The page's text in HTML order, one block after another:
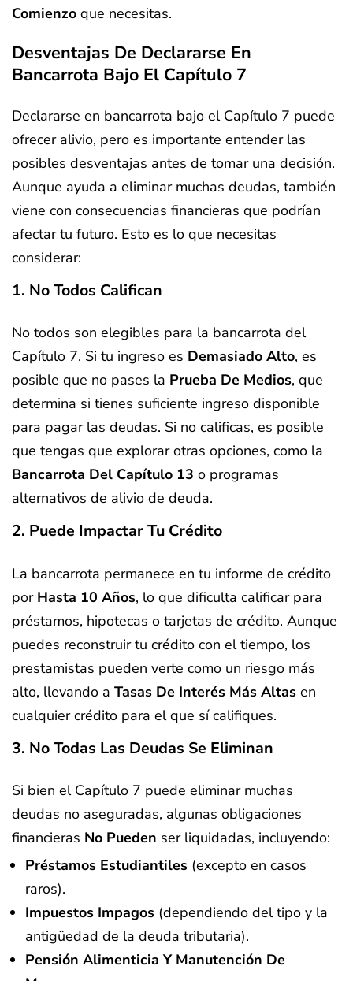
Comienzo que necesitas.
Desventajas De Declararse En
Bancarrota Bajo El Capítulo 7
Declararse en bancarrota bajo el Capítulo 7 puede
ofrecer alivio, pero es importante entender las
posibles desventajas antes de tomar una decisión.
Aunque ayuda a eliminar muchas deudas, también
viene con consecuencias financieras que podrían
afectar tu futuro. Esto es lo que necesitas
considerar:
1. No Todos Califican
No todos son elegibles para la bancarrota del
Capítulo 7. Si tu ingreso es Demasiado Alto, es
posible que no pases la Prueba De Medios, que
determina si tienes suficiente ingreso disponible
para pagar las deudas. Si no calificas, es posible
que tengas que explorar otras opciones, como la
Bancarrota Del Capítulo 13 o programas
alternativos de alivio de deuda.
2. Puede Impactar Tu Crédito
La bancarrota permanece en tu informe de crédito
por Hasta 10 Años, lo que dificulta calificar para
préstamos, hipotecas o tarjetas de crédito. Aunque
puedes reconstruir tu crédito con el tiempo, los
prestamistas pueden verte como un riesgo más
alto, llevando a Tasas De Interés Más Altas en
cualquier crédito para el que sí califiques.
3. No Todas Las Deudas Se Eliminan
Si bien el Capítulo 7 puede eliminar muchas
deudas no aseguradas, algunas obligaciones
financieras No Pueden ser liquidadas, incluyendo:
Préstamos Estudiantiles (excepto en casos
raros).
Impuestos Impagos (dependiendo del tipo y la
antigüedad de la deuda tributaria).
Pensión Alimenticia Y Manutención De